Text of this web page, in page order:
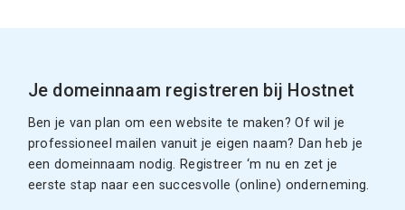
Je domeinnaam registreren bij Hostnet
Ben je van plan om een website te maken? Of wil je
professioneel mailen vanuit je eigen naam? Dan heb je
een domeinnaam nodig. Registreer ‘m nu en zet je
eerste stap naar een succesvolle (online) onderneming.